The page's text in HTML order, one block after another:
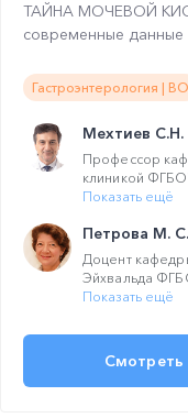
ТАЙНА МОЧЕВОЙ
современные данные
Гастроэнтерология | ВО
Мехтиев С.Н.
Профессор
клиникой
Показать ещё
Петрова М. С.
Доцент
Эйхвальда
Показать ещё
Смотреть